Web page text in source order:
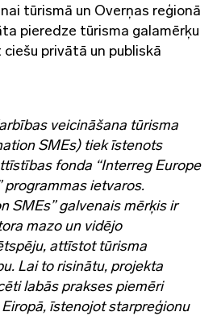
tūrismā un Overņas reģionā
pieredze tūrisma galamērķu
privātā un publiskā
veicināšana tūrisma
SMEs) tiek īstenots
fonda “Interreg Europe
programmas ietvaros.
SMEs” galvenais mērķis ir
mazo un vidējo
attīstot tūrisma
Lai to risinātu, projekta
labās prakses piemēri
īstenojot starpreģionu